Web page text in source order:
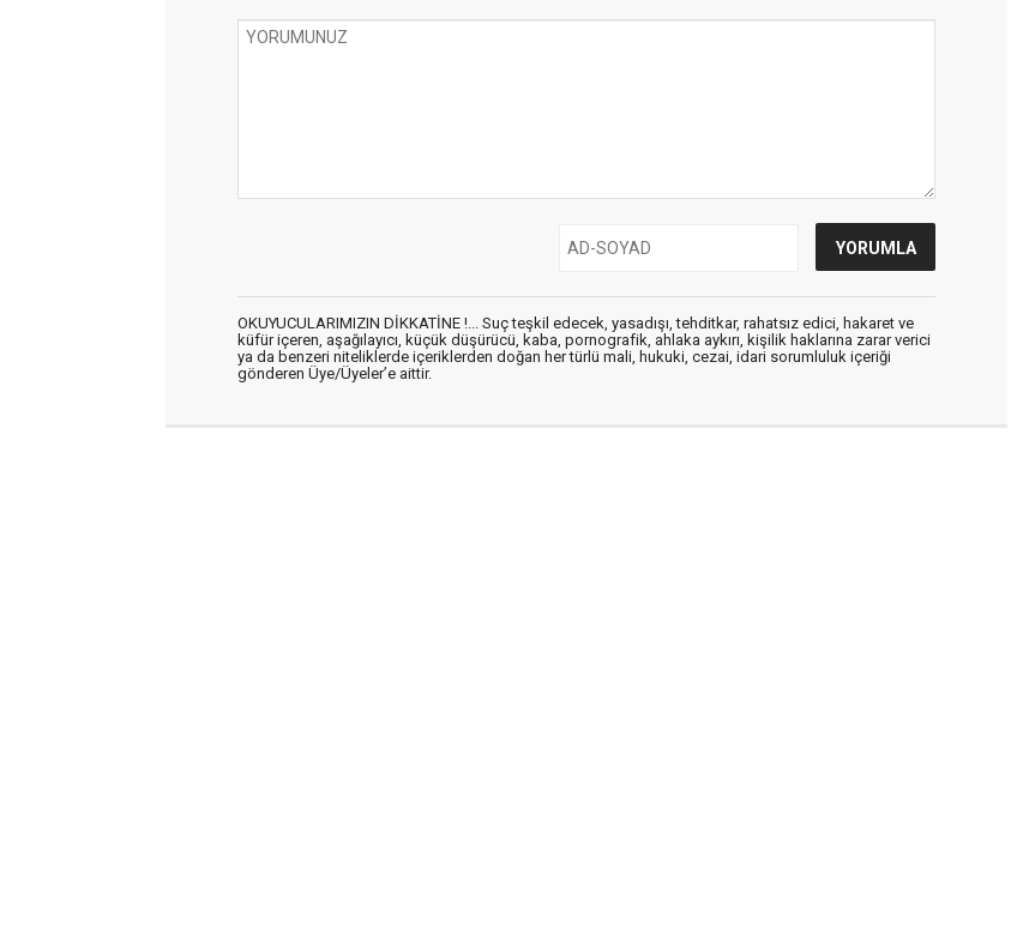
OKUYUCULARIMIZIN DİKKATİNE !... Suç teşkil edecek, yasadışı, tehditkar, rahatsız edici, hakaret ve
küfür içeren, aşağılayıcı, küçük düşürücü, kaba, pornografik, ahlaka aykırı, kişilik haklarına zarar verici
ya da benzeri niteliklerde içeriklerden doğan her türlü mali, hukuki, cezai, idari sorumluluk içeriği
gönderen Üye/Üyeler’e aittir.